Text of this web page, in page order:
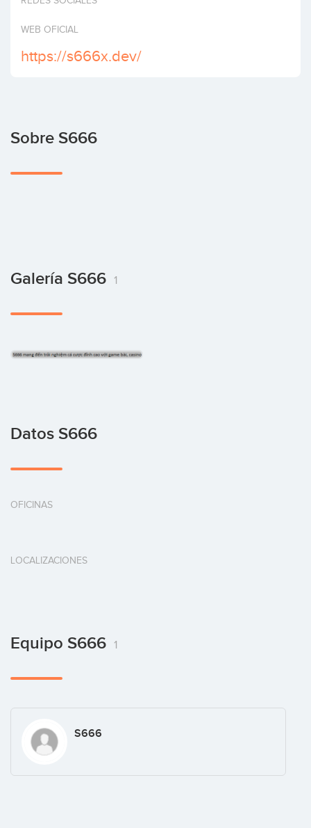
WEB OFICIAL
https://s666x.dev/
Sobre S666
Galería S666 1
Datos S666
OFICINAS
LOCALIZACIONES
Equipo S666 1
S666